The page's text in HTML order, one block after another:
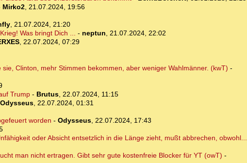
Mirko2, 21.07.2024, 19:56
, 21.07.2024, 21:20
Was bringt Dich ... - neptun, 21.07.2024, 22:02
, 22.07.2024, 07:29
Clinton, mehr Stimmen bekommen, aber weniger Wahlmänner. (kwT) -
Trump- Brutus, 22.07.2024, 11:15
Odysseus, 22.07.2024, 01:31
worden - Odysseus, 22.07.2024, 17:43
oder Absicht entsetzlich in die Länge zieht, mußt abbrechen, obwohl...
man nicht ertragen. Gibt sehr gute kostenfreie Blocker für YT (owT) -